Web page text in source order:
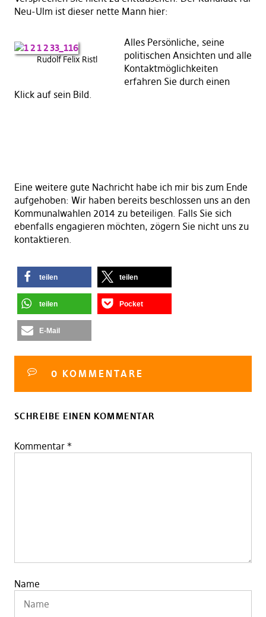
Neu-Ulm ist dieser nette Mann hier:
Rudolf Felix Ristl
Alles Persönliche, seine
politischen Ansichten und alle
Kontaktmöglichkeiten
erfahren Sie durch einen
Klick auf sein Bild.
Eine weitere gute Nachricht habe ich mir bis zum Ende
aufgehoben: Wir haben bereits beschlossen uns an den
Kommunalwahlen 2014 zu beteiligen. Falls Sie sich
ebenfalls engagieren möchten, zögern Sie nicht uns zu
kontaktieren.
teilen teilen
teilen Pocket
E-Mail
0 KOMMENTARE
SCHREIBE EINEN KOMMENTAR
Kommentar *
Name